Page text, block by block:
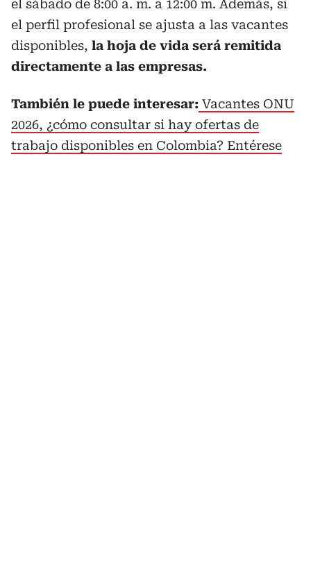
el sábado de 8:00 a. m. a 12:00 m. Además, si
el perfil profesional se ajusta a las vacantes
disponibles, la hoja de vida será remitida
directamente a las empresas.
También le puede interesar: Vacantes ONU
2026, ¿cómo consultar si hay ofertas de
trabajo disponibles en Colombia? Entérese